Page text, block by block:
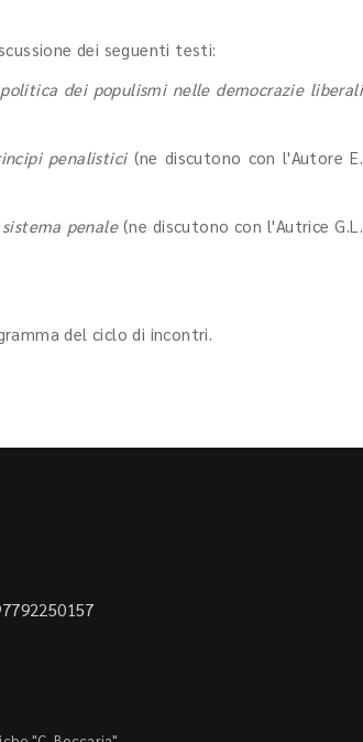
dei seguenti testi:
dei populismi nelle democrazie liberali
penalistici (ne discutono con l'Autore E.
penale (ne discutono con l'Autrice G.L.
del ciclo di incontri.